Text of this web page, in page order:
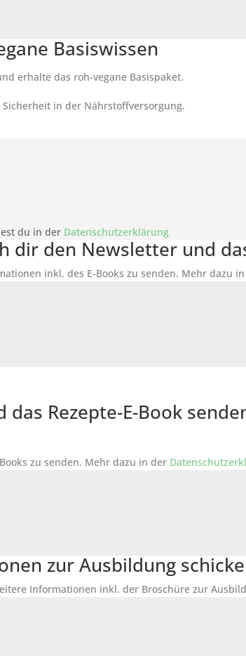
Basiswissen
erhalte das roh-vegane Basispaket.
in der Nährstoffversorgung.
du in der Datenschutzerklärung
den Newsletter und
inkl. des E-Books zu senden. Mehr dazu
Rezepte-E-Book
zu senden. Mehr dazu in der
zur Ausbildung
Informationen inkl. der Broschüre zur